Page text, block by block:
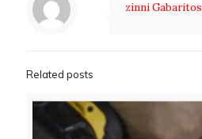
zinni Gabaritos
Related posts